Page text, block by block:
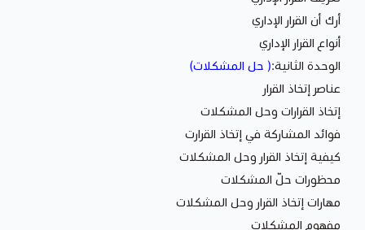
أرك أن القرار الإداري
أنواع القرار الإداري
الوحدة الثانية:( حل المشكلات)
عناصر إتخاذ القرار
إتخاذ القرارات وحل المشكلات
فوائد المشاركة في إتخاذ القرارت
كيفية إتخاذ القرار وحل المشكلات
محظورات حلّ المشكلات
مهارات إتخاذ القرار وحل المشكلات
مفهوم المشكلات